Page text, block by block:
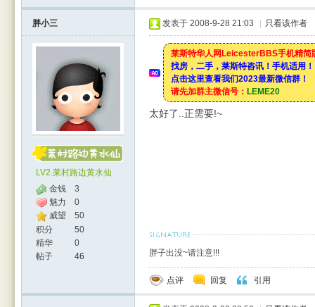
胖小三
LV2.莱村路边黄水仙
金钱
3
魅力
0
威望
50
积分
50
精华
0
帖子
46
发表于 2008-9-28 21:03 只看该作者
莱斯特华人网LeicesterBBS手机精简
找房，二手，莱斯特咨讯！手机适用！
点击这里查看我们2023最新微信群！
请先加群主微信号： LEME20
太好了..正需要!~
胖子出没~请注意!!!
点评 回复 引用